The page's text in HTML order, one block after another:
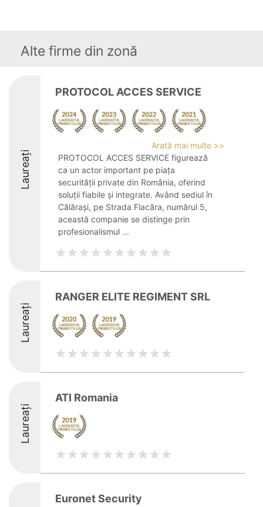
Alte firme din zonă
Laureați
PROTOCOL ACCES SERVICE
Arată mai multe >>
PROTOCOL ACCES SERVICE figurează
ca un actor important pe piața
securității private din România, oferind
soluții fiabile și integrate. Având sediul în
Călărași, pe Strada Flacăra, numărul 5,
această companie se distinge prin
profesionalismul ...
Laureați
RANGER ELITE REGIMENT SRL
Laureați
ATI Romania
Euronet Security